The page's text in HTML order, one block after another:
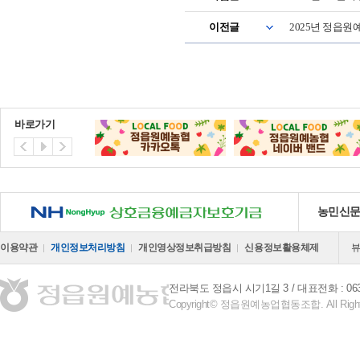
이전글 2025년 정읍원
바로가기
NH 상호금융예금자보호기금 농민신
이용약관 개인정보처리방침 개인영상정보취급방침 신용정보활용체제
전라북도 정읍시 시기1길 3
대표전화 :
Copyright© 정읍원예농업협동조합. All